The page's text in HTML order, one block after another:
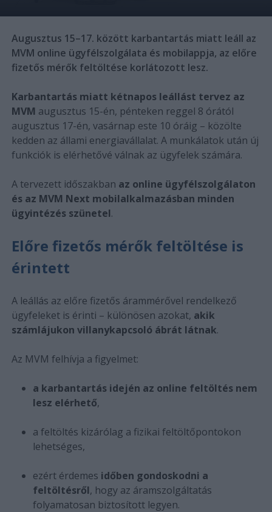
Augusztus 15–17. között karbantartás miatt leáll az
MVM online ügyfélszolgálata és mobilappja, az előre
fizetős mérők feltöltése korlátozott lesz.
Karbantartás miatt kétnapos leállást tervez az
MVM augusztus 15-én, pénteken reggel 8 órától
augusztus 17-én, vasárnap este 10 óráig – közölte
kedden az állami energiavállalat. A munkálatok után új
funkciók is elérhetővé válnak az ügyfelek számára.
A tervezett időszakban az online ügyfélszolgálaton
és az MVM Next mobilalkalmazásban minden
ügyintézés szünetel.
Előre fizetős mérők feltöltése is
érintett
A leállás az előre fizetős árammérővel rendelkező
ügyfeleket is érinti – különösen azokat, akik
számlájukon villanykapcsoló ábrát látnak.
Az MVM felhívja a figyelmet:
a karbantartás idején az online feltöltés nem
lesz elérhető,
a feltöltés kizárólag a fizikai feltöltőpontokon
lehetséges,
ezért érdemes időben gondoskodni a
feltöltésről, hogy az áramszolgáltatás
folyamatosan biztosított legyen.